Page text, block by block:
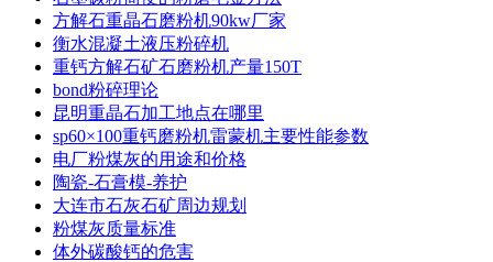
方解石重晶石磨粉机90kw厂家
衡水混凝土液压粉碎机
重钙方解石矿石磨粉机产量150T
bond粉碎理论
昆明重晶石加工地点在哪里
sp60×100重钙磨粉机雷蒙机主要性能参数
电厂粉煤灰的用途和价格
陶瓷-石膏模-养护
大连市石灰石矿周边规划
粉煤灰质量标准
体外碳酸钙的危害